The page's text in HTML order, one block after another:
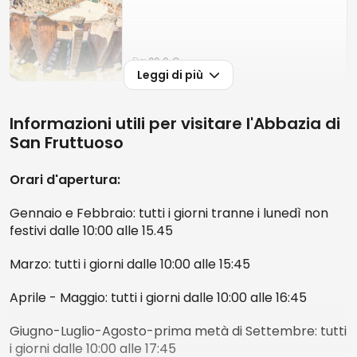
Visitare l'Abbazia di San Fruttuoso è un'esperienza
unica che vi farà scoprire un monumento di grande
pregio ed un luogo dalla natura incontaminata.
Oltre al monastero con il suo chiostro, la chiesa
ammiranoil piccolo borgo con la sua spiaggiadi
ciottoli e le acque cristalline che invitano a rilassanti
profondità, nelle acque blu davanti all'Abbazia, si
trova il famosoCristo degli Abissi
un'esperienza suggestiva ed emozionante.La
mozzafiato sulla costa, vi lasceranno senza parole!
Da29.9 €
veloce
Da35 €
BIGLIETTO D'INGRESSO
Duomo di Milano: Biglietto
Leggi di più
Informazioni utili per visitare l'Abbazia di
San Fruttuoso
Orari d'apertura:
Gennaio e Febbraio: tutti i giorni tranne i lunedì non
festivi dalle 10:00 alle 15.45
Marzo: tutti i giorni dalle 10:00 alle 15:45
Aprile - Maggio: tutti i giorni dalle 10:00 alle 16:45
Giugno-Luglio-Agosto-prima metà di Settembre: tutti
i giorni dalle 10:00 alle 17:45